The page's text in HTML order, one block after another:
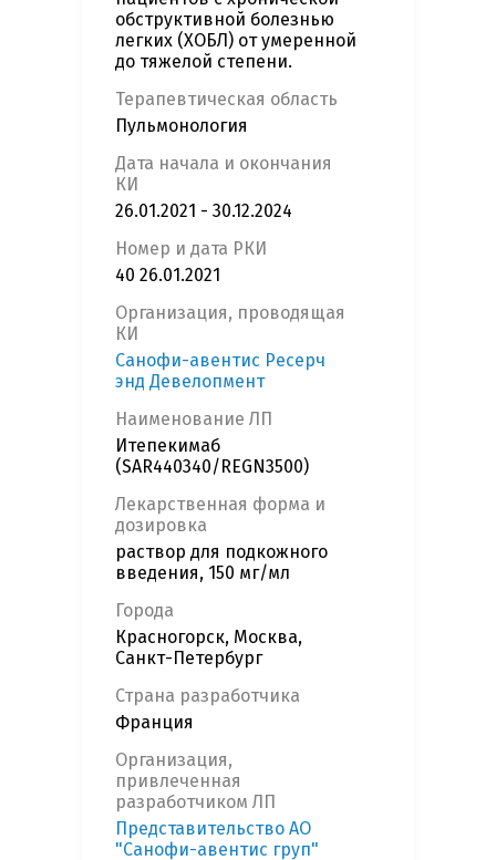
обструктивной болезнью
легких (ХОБЛ) от умеренной
до тяжелой степени.
Терапевтическая область
Пульмонология
Дата начала и окончания
КИ
26.01.2021 - 30.12.2024
Номер и дата РКИ
40 26.01.2021
Организация, проводящая
КИ
Санофи-авентис Ресерч
энд Девелопмент
Наименование ЛП
Итепекимаб
(SAR440340/REGN3500)
Лекарственная форма и
дозировка
раствор для подкожного
введения, 150 мг/мл
Города
Красногорск, Москва,
Санкт-Петербург
Страна разработчика
Франция
Организация,
привлеченная
разработчиком ЛП
Представительство АО
"Санофи-авентис груп"